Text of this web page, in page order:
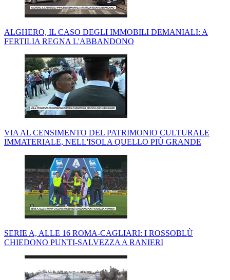
ALGHERO, IL CASO DEGLI IMMOBILI DEMANIALI: A
FERTILIA REGNA L'ABBANDONO
VIA AL CENSIMENTO DEL PATRIMONIO CULTURALE
IMMATERIALE, NELL'ISOLA QUELLO PIÙ GRANDE
SERIE A, ALLE 16 ROMA-CAGLIARI: I ROSSOBLÙ
CHIEDONO PUNTI-SALVEZZA A RANIERI